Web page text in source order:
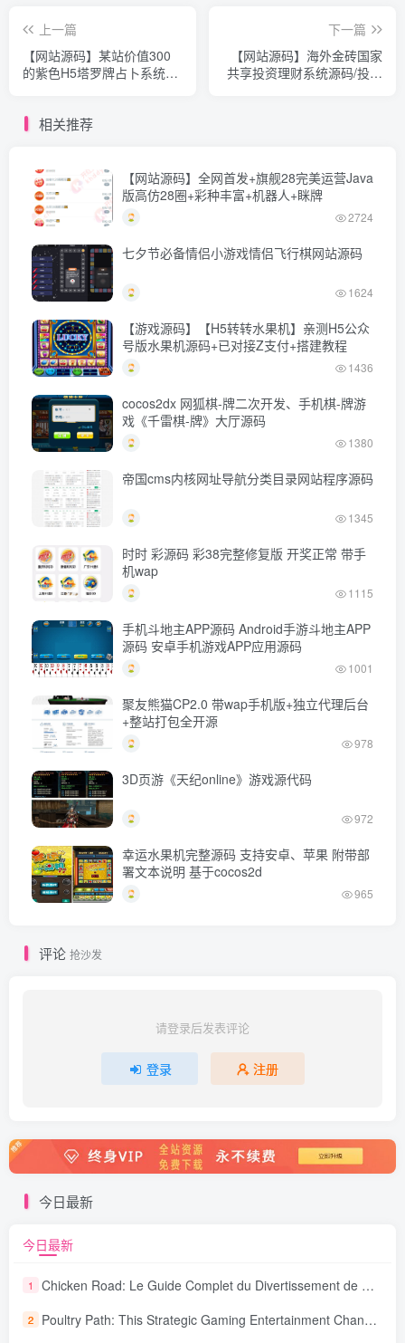
上一篇
【网站源码】某站价值300
的紫色H5塔罗牌占卜系统独
下一篇
【网站源码】海外金砖国家
共享投资理财系统源码/投资
相关推荐
【网站源码】全网首发+旗舰28完美运营Java
版高仿28圈+彩种丰富+机器人+眯牌
2724
七夕节必备情侣小游戏情侣飞行棋网站源码
1624
【游戏源码】【H5转转水果机】亲测H5公众
号版水果机源码+已对接Z支付+搭建教程
1436
cocos2dx 网狐棋-牌二次开发、手机棋-牌游
戏《千雷棋-牌》大厅源码
1380
帝国cms内核网址导航分类目录网站程序源码
1345
时时 彩源码 彩38完整修复版 开奖正常 带手
机wap
1115
手机斗地主APP源码 Android手游斗地主APP
源码 安卓手机游戏APP应用源码
1001
聚友熊猫CP2.0 带wap手机版+独立代理后台
+整站打包全开源
978
3D页游《天纪online》游戏源代码
972
幸运水果机完整源码 支持安卓、苹果 附带部
署文本说明 基于cocos2d
965
评论 抢沙发
请登录后发表评论
登录 注册
今日最新
今日最新
1 Chicken Road: Le Guide Complet du Divertissement de Maison de Jeu Stratégique
2 Poultry Path: This Strategic Gaming Entertainment Changing Sequence Forecasting